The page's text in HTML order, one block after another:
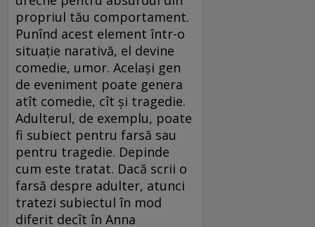
propriul tău comportament.
Punînd acest element într-o
situaţie narativă, el devine
comedie, umor. Acelaşi gen
de eveniment poate genera
atît comedie, cît şi tragedie.
Adulterul, de exemplu, poate
fi subiect pentru farsă sau
pentru tragedie. Depinde
cum este tratat. Dacă scrii o
farsă despre adulter, atunci
tratezi subiectul în mod
diferit decît în Anna